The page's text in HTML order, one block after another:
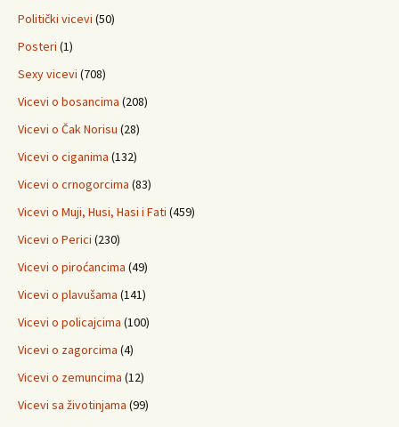
Politički vicevi (50)
Posteri (1)
Sexy vicevi (708)
Vicevi o bosancima (208)
Vicevi o Čak Norisu (28)
Vicevi o ciganima (132)
Vicevi o crnogorcima (83)
Vicevi o Muji, Husi, Hasi i Fati (459)
Vicevi o Perici (230)
Vicevi o piroćancima (49)
Vicevi o plavušama (141)
Vicevi o policajcima (100)
Vicevi o zagorcima (4)
Vicevi o zemuncima (12)
Vicevi sa životinjama (99)